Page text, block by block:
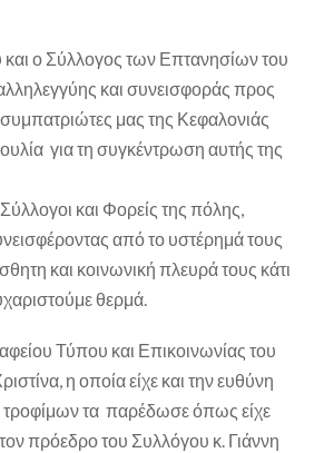
ο Σύλλογος των Επτανησίων του
και συνεισφοράς προς
μας της Κεφαλονιάς
για τη συγκέντρωση αυτής της
και Φορείς της πόλης,
από το υστέρημά τους
και κοινωνική πλευρά τους κάτι
θερμά.
Τύπου και Επικοινωνίας του
η οποία είχε και την ευθύνη
τα παρέδωσε όπως είχε
πρόεδρο του Συλλόγου κ. Γιάννη